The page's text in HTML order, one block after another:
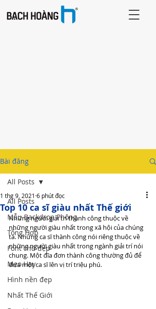
Bài đăng
All Posts
Mẫu Backdrop Phông
Tổng Hợp
Font chữ đẹp
Mẹo Hay
Hình nền đẹp
Nhất Thế Giới
All Posts
Top 10 ca sĩ giàu nhất Thế giới
1 thg 9, 2021 6 phút đọc
Những người giải trí thành công thuộc về
những người giàu nhất trong xã hội của chúng
ta. Những ca sĩ thành công nói riêng thuộc về
những người giàu nhất trong ngành giải trí nói
chung. Một đĩa đơn thành công thường đủ để
đưa một ca sĩ lên vị trí triệu phú.